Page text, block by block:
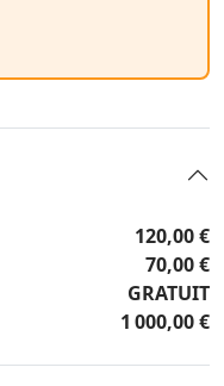
120,00 €
70,00 €
GRATUIT
1 000,00 €